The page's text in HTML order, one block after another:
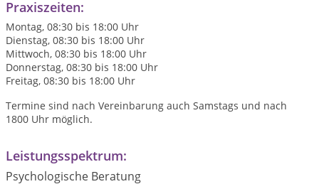
Praxiszeiten:
Montag, 08:30 bis 18:00 Uhr
Dienstag, 08:30 bis 18:00 Uhr
Mittwoch, 08:30 bis 18:00 Uhr
Donnerstag, 08:30 bis 18:00 Uhr
Freitag, 08:30 bis 18:00 Uhr
Termine sind nach Vereinbarung auch Samstags und nach
1800 Uhr möglich.
Leistungsspektrum:
Psychologische Beratung